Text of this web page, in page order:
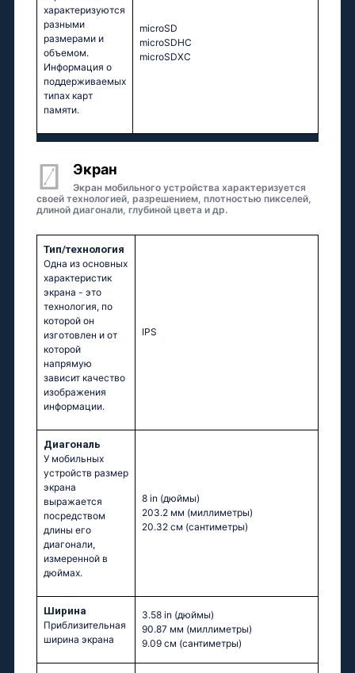
характеризуются
разными
размерами и
объемом.
Информация о
поддерживаемых
типах карт
памяти.
microSD
microSDHC
microSDXC
Экран
Экран мобильного устройства характеризуется
своей технологией, разрешением, плотностью пикселей,
длиной диагонали, глубиной цвета и др.
Тип/технология
Одна из основных
характеристик
экрана - это
технология, по
которой он
изготовлен и от
которой
напрямую
зависит качество
изображения
информации.
IPS
Диагональ
У мобильных
устройств размер
экрана
выражается
посредством
длины его
диагонали,
измеренной в
дюймах.
8 in (дюймы)
203.2 мм (миллиметры)
20.32 см (сантиметры)
Ширина
Приблизительная
ширина экрана
3.58 in (дюймы)
90.87 мм (миллиметры)
9.09 см (сантиметры)